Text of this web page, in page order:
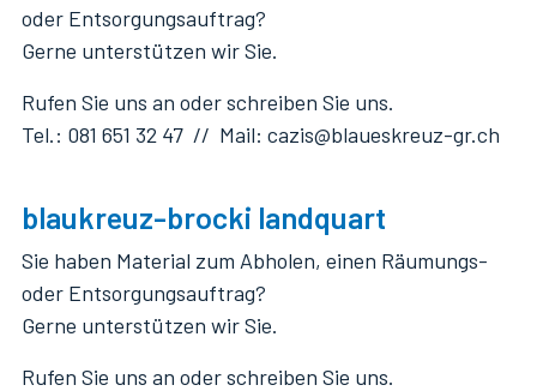
oder Entsorgungsauftrag?
Gerne unterstützen wir Sie.
Rufen Sie uns an oder schreiben Sie uns.
Tel.: 081 651 32 47 // Mail: cazis@blaueskreuz-gr.ch
blaukreuz-brocki landquart
Sie haben Material zum Abholen, einen Räumungs-
oder Entsorgungsauftrag?
Gerne unterstützen wir Sie.
Rufen Sie uns an oder schreiben Sie uns.